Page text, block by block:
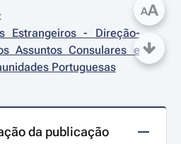
Estrangeiros - Direção-
Assuntos Consulares e
Portuguesas
da publicação
AA